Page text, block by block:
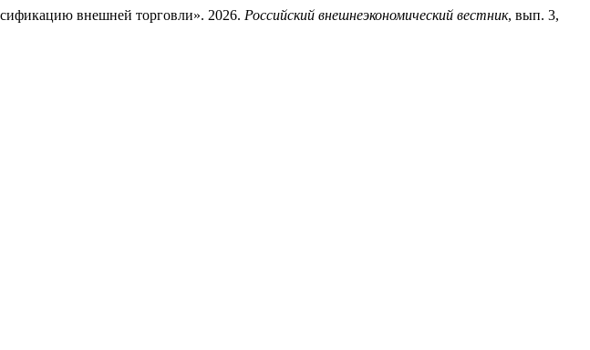
внешней торговли». 2026. Российский внешнеэкономический вестник, вып. 3,